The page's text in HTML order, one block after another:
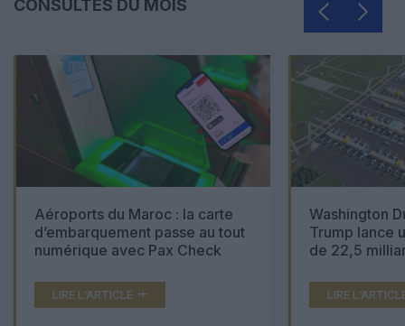
CONSULTÉS DU MOIS
Aéroports du Maroc : la carte
d’embarquement passe au tout
numérique avec Pax Check
LIRE L'ARTICLE
Washington
Trump lance
de 22,5
LIRE